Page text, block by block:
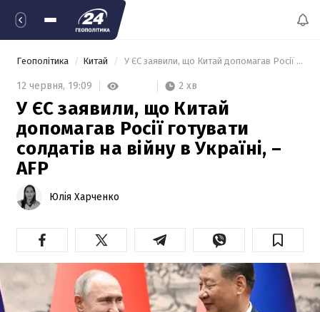
Геополітика Китай У ЄС заявили, що Китай допомагав Росії готувати солдатів на війну в Україні, – AFP
12 червня, 19:09 2 хв
У ЄС заявили, що Китай
допомагав Росії готувати
солдатів на війну в Україні, –
AFP
Юлія Харченко